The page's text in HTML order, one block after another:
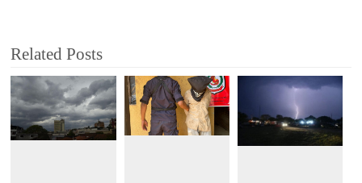
Related Posts